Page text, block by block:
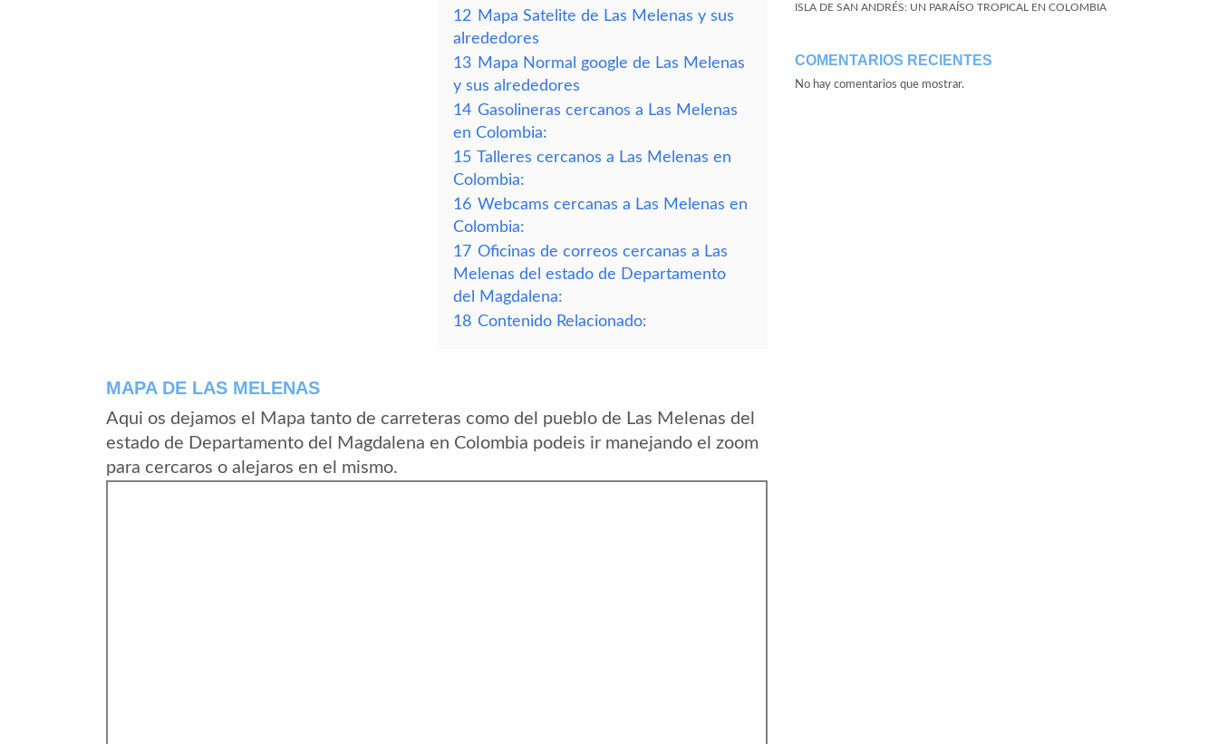
12 Mapa Satelite de Las Melenas y sus
alrededores
13 Mapa Normal google de Las Melenas
y sus alrededores
14 Gasolineras cercanos a Las Melenas
en Colombia:
15 Talleres cercanos a Las Melenas en
Colombia:
16 Webcams cercanas a Las Melenas en
Colombia:
17 Oficinas de correos cercanas a Las
Melenas del estado de Departamento
del Magdalena:
18 Contenido Relacionado:
MAPA DE LAS MELENAS
Aqui os dejamos el Mapa tanto de carreteras como del pueblo de Las Melenas del
estado de Departamento del Magdalena en Colombia podeis ir manejando el zoom
para cercaros o alejaros en el mismo.
ISLA DE SAN ANDRÉS: UN PARAÍSO TROPICAL EN COLOMBIA
COMENTARIOS RECIENTES
No hay comentarios que mostrar.